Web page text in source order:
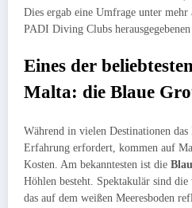
Dies ergab eine Umfrage unter mehr
PADI Diving Clubs herausgegebenen
Eines der
Malta: die Blaue
Während in vielen Destinationen das
Erfahrung erfordert, kommen auf
Kosten. Am bekanntesten ist die
Höhlen besteht. Spektakulär sind
das auf dem weißen Meeresboden